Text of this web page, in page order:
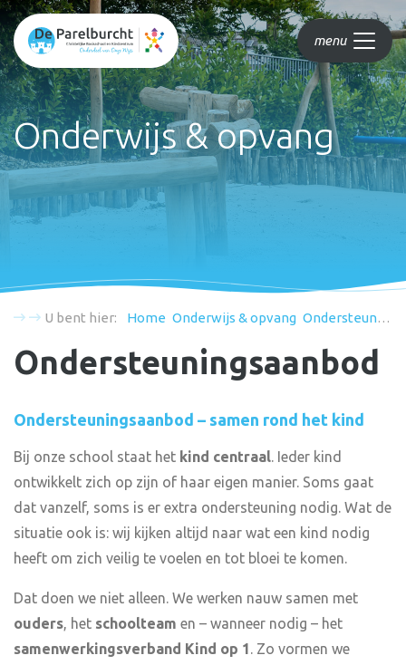
menu
Onderwijs & opvang
U bent hier: Home Onderwijs & opvang Ondersteuningsaanbod
Ondersteuningsaanbod
Ondersteuningsaanbod – samen rond het kind
Bij onze school staat het kind centraal. Ieder kind
ontwikkelt zich op zijn of haar eigen manier. Soms gaat
dat vanzelf, soms is er extra ondersteuning nodig. Wat de
situatie ook is: wij kijken altijd naar wat een kind nodig
heeft om zich veilig te voelen en tot bloei te komen.
Dat doen we niet alleen. We werken nauw samen met
ouders, het schoolteam en – wanneer nodig – het
samenwerkingsverband Kind op 1. Zo vormen we